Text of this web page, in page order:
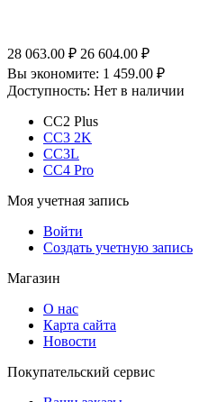
28 063.00 ₽ 26 604.00 ₽
Вы экономите: 1 459.00 ₽
Доступность: Нет в наличии
CC2 Plus
CC3 2K
CC3L
CC4 Pro
Моя учетная запись
Войти
Создать учетную запись
Магазин
О нас
Карта сайта
Новости
Покупательский сервис